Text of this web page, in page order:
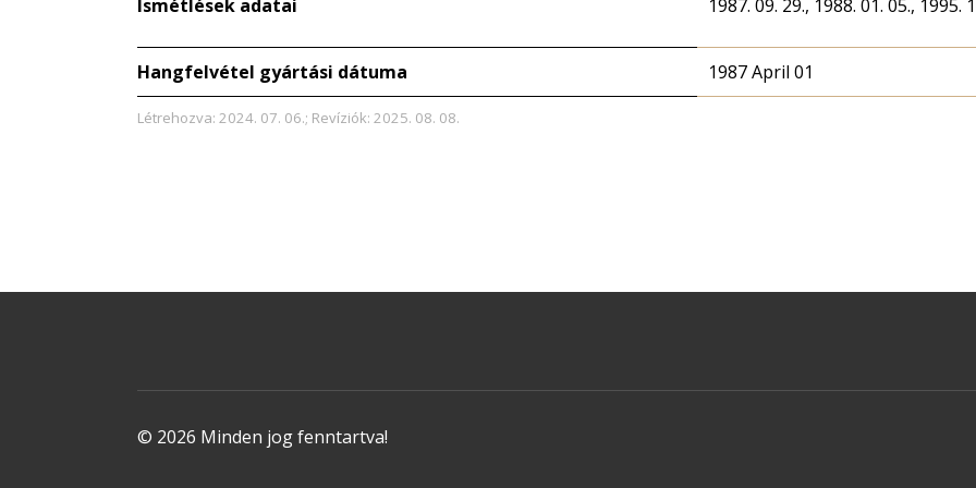
Ismétlések adatai 1987. 09. 29., 1988. 01. 05., 1995.
Hangfelvétel gyártási dátuma 1987 April 01
Létrehozva: 2024. 07. 06.; Revíziók: 2025. 08. 08.
© 2026 Minden jog fenntartva!